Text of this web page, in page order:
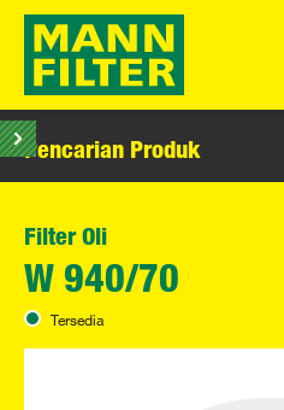
Pencarian Produk
Filter Oli
W 940/70
Tersedia